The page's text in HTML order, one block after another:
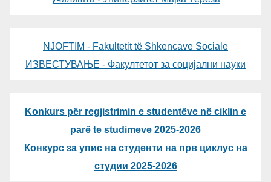
NJOFTIM - Fakultetit të Shkencave Sociale
ИЗВЕСТУВАЊЕ - Факултетот за социјални науки
Konkurs për regjistrimin e studentëve në ciklin e
parë te studimeve 2025-2026
Конкурс за упис на студенти на прв циклус на
студии 2025-2026